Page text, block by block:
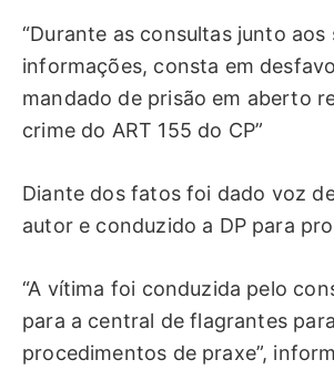
“Durante as consultas junto aos
informações, consta em
mandado de prisão em aberto
crime do ART 155 do CP”
Diante dos fatos foi dado voz
autor e conduzido a DP para
“A vítima foi conduzida pelo
para a central de flagrantes para
procedimentos de praxe”,